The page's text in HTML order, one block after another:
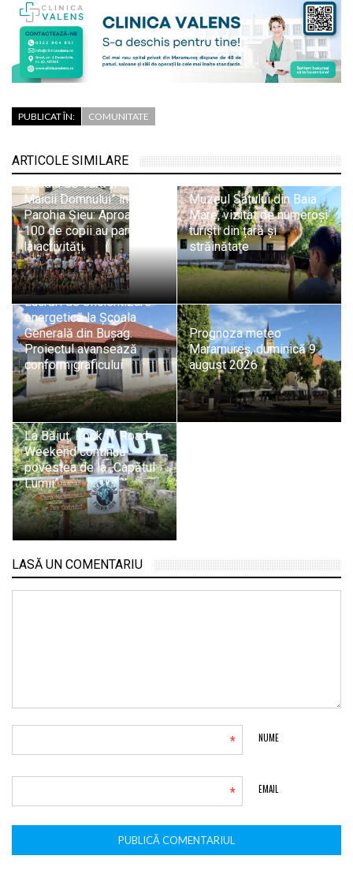
PUBLICAT ÎN: COMUNITATE
ARTICOLE SIMILARE
Școala de Vară „Fiii
Maicii Domnului” în
Parohia Șieu: Aproape
100 de copii au participat
la activități
Muzeul Satului din Baia
Mare, vizitat de numeroși
turiști din țară și
străinătate
Lucrări de eficientizare
energetică la Școala
Generală din Bușag.
Proiectul avansează
conform graficului
Prognoza meteo
Maramureș, duminică 9
august 2026
La Băiuț, Rock N’ Road
Weekend continuă
povestea de la „Capătul
Lumii”
LASĂ UN COMENTARIU
NUME
*
EMAIL
*